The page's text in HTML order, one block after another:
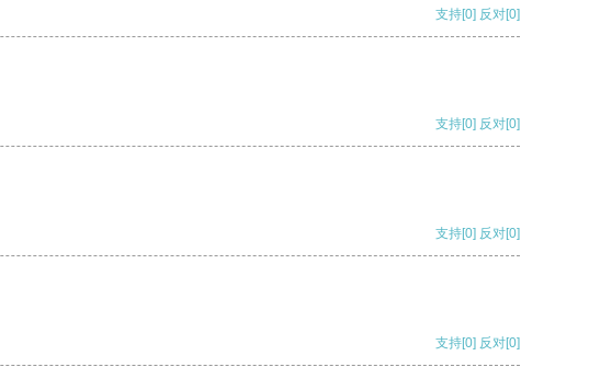
支持[0] 反对[0]
支持[0] 反对[0]
支持[0] 反对[0]
支持[0] 反对[0]